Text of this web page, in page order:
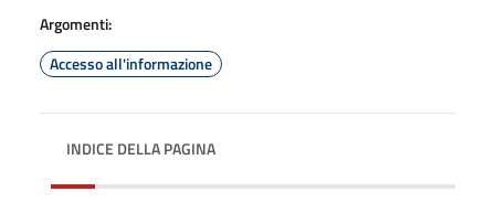
Argomenti:
Accesso all'informazione
INDICE DELLA PAGINA